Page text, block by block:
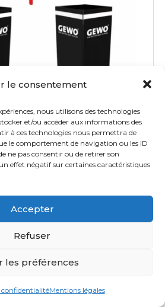
le consentement
nous utilisons des technologies
et/ou accéder aux informations des
à ces technologies nous permettra de
le comportement de navigation ou les ID
ne pas consentir ou de retirer son
effet négatif sur certaines caractéristiques
Accepter
Refuser
les préférences
confidentialitéMentions légales
SERVIETTES CARTON
LOT DE 4
€ TTC
Portes-Serviettes